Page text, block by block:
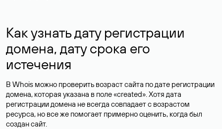
Как узнать дату регистрации
домена, дату срока его
истечения
В Whois можно проверить возраст сайта по дате регистрации
домена, которая указана в поле «created». Хотя дата
регистрации домена не всегда совпадает с возрастом
ресурса, но все же помогает примерно оценить, когда был
создан сайт.